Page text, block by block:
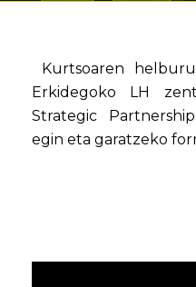
Kurtsoaren
Erkidegoko LH
Strategic
egin eta garatzeko